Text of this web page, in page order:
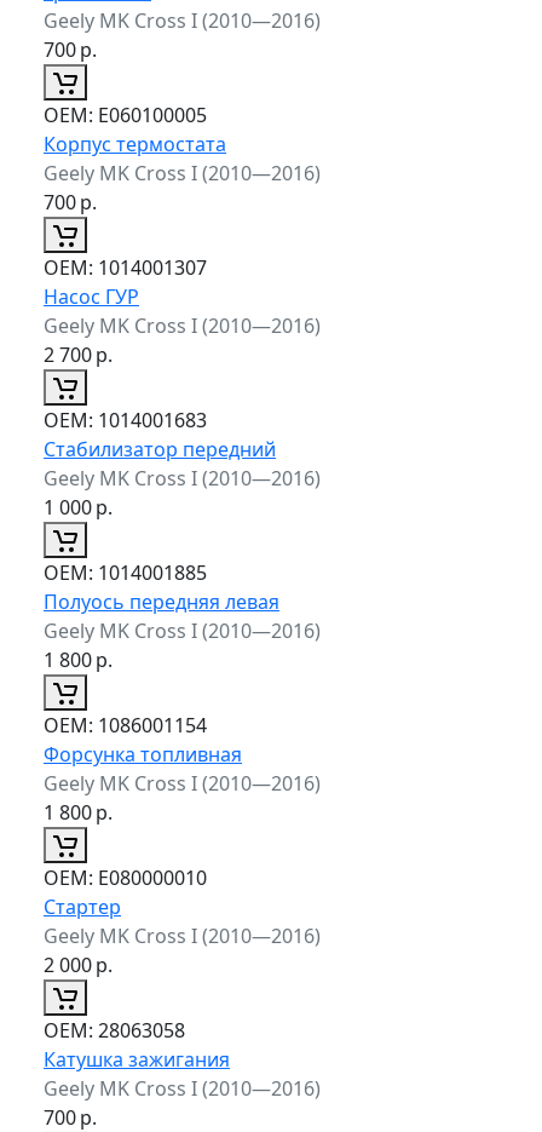
Geely MK Cross I (2010—2016)
700р.
ОЕМ: E060100005
Корпус термостата
Geely MK Cross I (2010—2016)
700р.
ОЕМ: 1014001307
Насос ГУР
Geely MK Cross I (2010—2016)
2 700р.
ОЕМ: 1014001683
Стабилизатор передний
Geely MK Cross I (2010—2016)
1 000р.
ОЕМ: 1014001885
Полуось передняя левая
Geely MK Cross I (2010—2016)
1 800р.
ОЕМ: 1086001154
Форсунка топливная
Geely MK Cross I (2010—2016)
1 800р.
ОЕМ: E080000010
Стартер
Geely MK Cross I (2010—2016)
2 000р.
ОЕМ: 28063058
Катушка зажигания
Geely MK Cross I (2010—2016)
700р.